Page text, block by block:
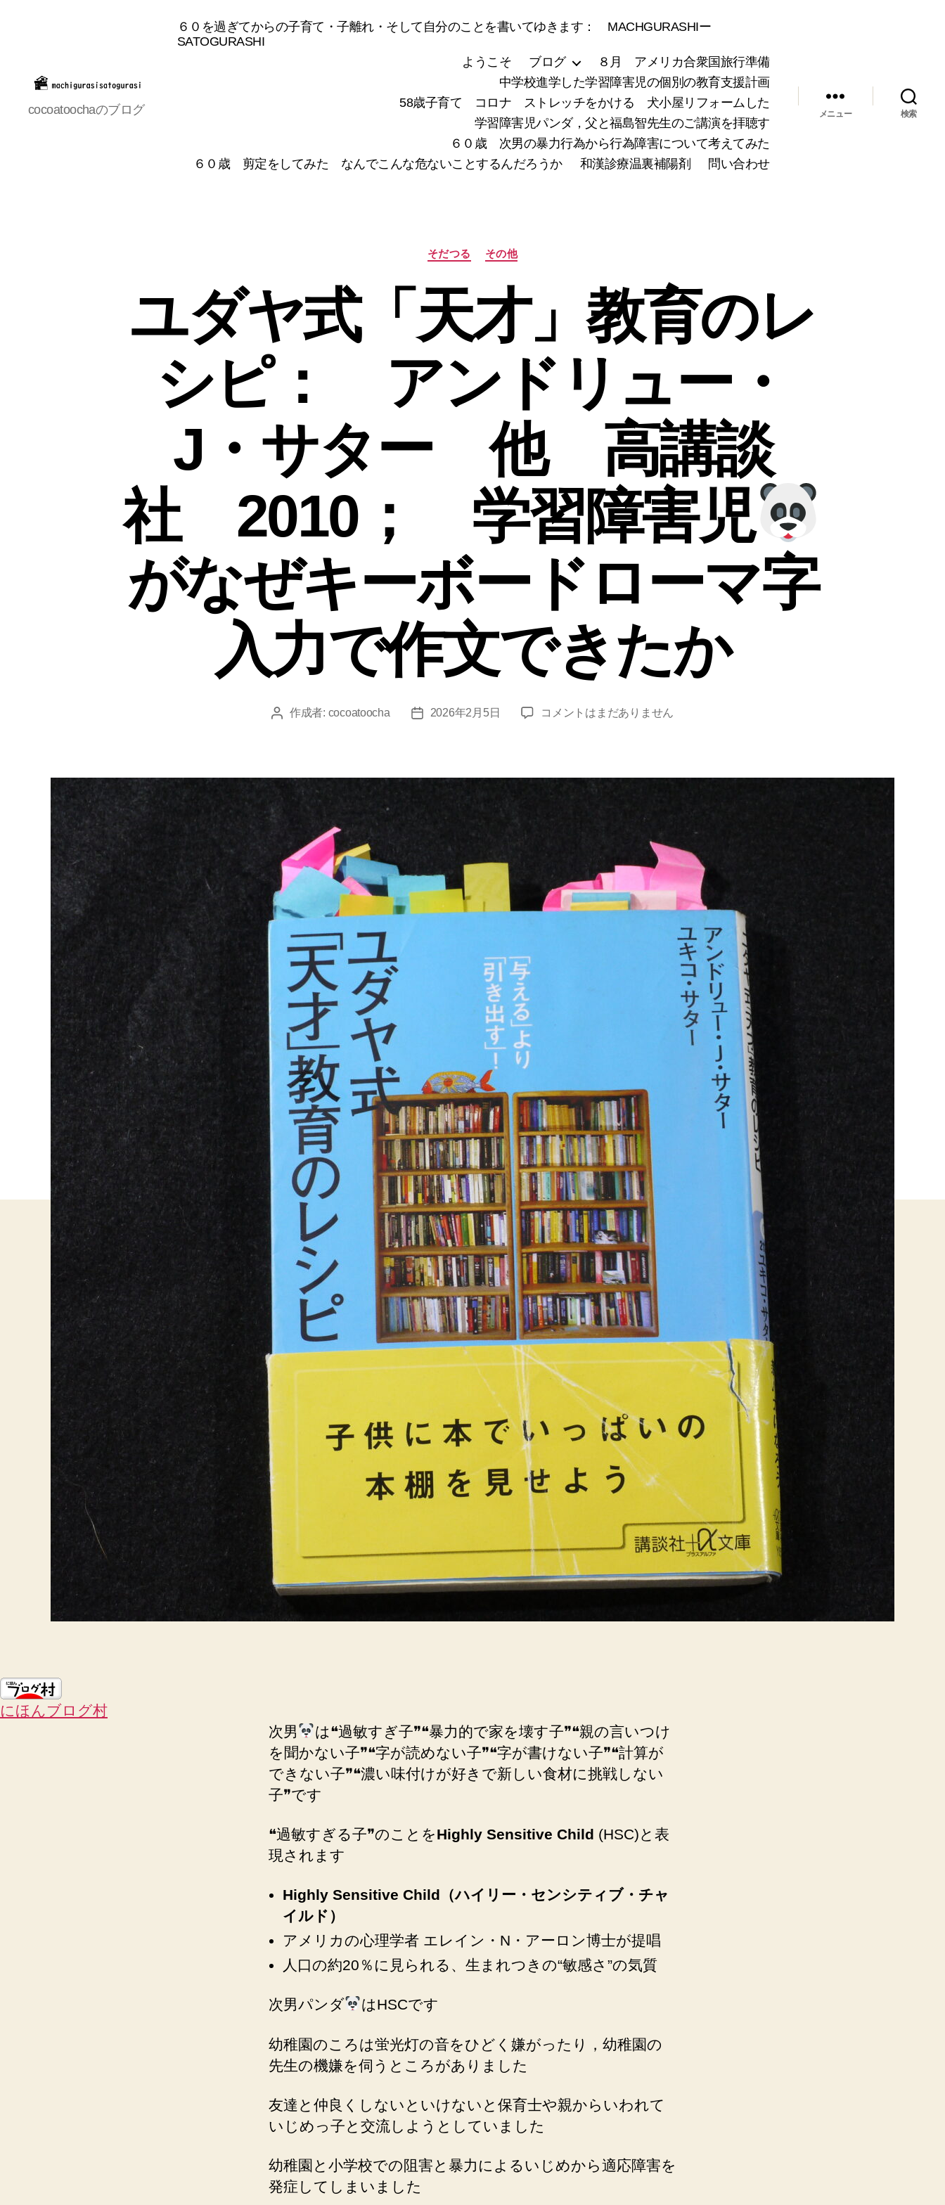
machigurasisatogurasi
cocoatoochaのブログ
６０を過ぎてからの子育て・子離れ・そして自分のことを書いてゆきます： MACHGURASHIー
SATOGURASHI
ようこそ
ブログ
８月 アメリカ合衆国旅行準備
中学校進学した学習障害児の個別の教育支援計画
58歳子育て コロナ ストレッチをかける 犬小屋リフォームした
学習障害児パンダ，父と福島智先生のご講演を拝聴す
６０歳 次男の暴力行為から行為障害について考えてみた
６０歳 剪定をしてみた なんでこんな危ないことするんだろうか
和漢診療温裏補陽剤 問い合わせ
メニュー 検索
リ
ー
そだつる その他
ユダヤ式「天才」教育のレ
シピ： アンドリュー・
J・サター 他 高講談
社 2010； 学習障害児
がなぜキーボードローマ字
入力で作文できたか
投 作成者: cocoatoocha
投
2026年2月5日
ユ
「天
才」
ピ：
ア
高
講
談
社
2010；
学
習
障
害
児
が
な
ぜ
キ
ボ
ロ
ー
字
入
で
文
で
き
か
コメントはまだありません
にほんブログ村
次男
は❝過敏すぎ子❞❝暴力的で家を壊す子❞❝親の言いつけ
を聞かない子❞❝字が読めない子❞❝字が書けない子❞❝計算が
できない子❞❝濃い味付けが好きで新しい食材に挑戦しない
子❞です
❝過敏すぎる子❞のことをHighly Sensitive Child (HSC)と表
現されます
Highly Sensitive Child（ハイリー・センシティブ・チャ
イルド）
アメリカの心理学者 エレイン・N・アーロン博士が提唱
人口の約20％に見られる、生まれつきの“敏感さ”の気質
次男パンダ はHSCです
幼稚園のころは蛍光灯の音をひどく嫌がったり，幼稚園の
先生の機嫌を伺うところがありました
友達と仲良くしないといけないと保育士や親からいわれて
いじめっ子と交流しようとしていました
幼稚園と小学校での阻害と暴力によるいじめから適応障害を
発症してしまいました